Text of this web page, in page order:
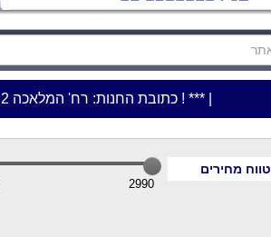
***כתובת החנות: רח' המלאכה 2, ביתן 8 (כניסה מרח' עמל 5) א.ת.פארק אפק, ראש העין***
טווח מחירים
2990